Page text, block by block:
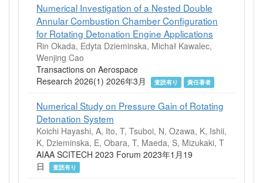
Numerical Investigation of a Nested Double
Annular Combustion Chamber Configuration
for Rotating Detonation Engine Applications
Rin Okada, Edyta Dzieminska, Michał Kawalec,
Wenjing Cao
Transactions on Aerospace
Research 2026(1) 2026年3月
査読有り 責任著者
Numerical Study on Pressure Gain of Rotating
Detonation System
Koichi Hayashi, A, Ito, T, Tsuboi, N, Ozawa, K, Ishii,
K, Dzieminska, E, Obara, T, Maeda, S, Mizukaki, T
AIAA SCITECH 2023 Forum 2023年1月19
日
査読有り